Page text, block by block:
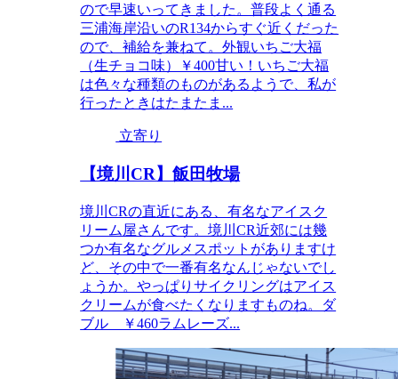
ので早速いってきました。普段よく通る
三浦海岸沿いのR134からすぐ近くだった
ので、補給を兼ねて。外観いちご大福
（生チョコ味）￥400甘い！いちご大福
は色々な種類のものがあるようで、私が
行ったときはたまたま...
立寄り
【境川CR】飯田牧場
境川CRの直近にある、有名なアイスク
リーム屋さんです。境川CR近郊には幾
つか有名なグルメスポットがありますけ
ど、その中で一番有名なんじゃないでし
ょうか。やっぱりサイクリングはアイス
クリームが食べたくなりますものね。ダ
ブル ￥460ラムレーズ...